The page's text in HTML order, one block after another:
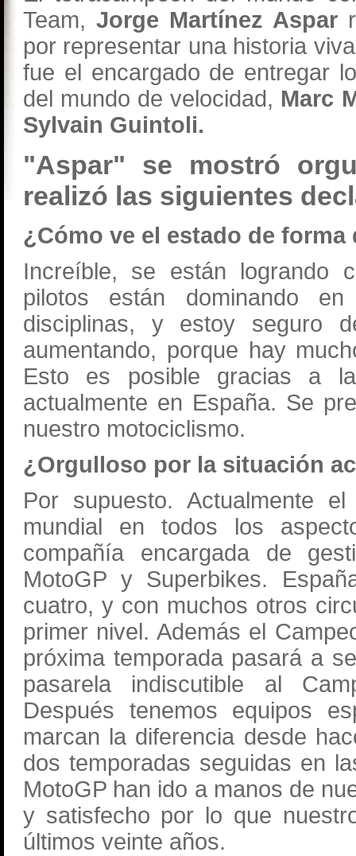
Team, Jorge Martínez Aspar
por representar una historia
fue el encargado de entregar
del mundo de velocidad, Marc
Sylvain Guintoli.
"Aspar" se mostró
realizó las siguientes
¿Cómo ve el estado de
Increíble, se están logrando
pilotos están dominando
disciplinas, y estoy seguro
aumentando, porque hay
Esto es posible gracias a
actualmente en España. Se
nuestro motociclismo.
¿Orgulloso por la situación
Por supuesto. Actualmente
mundial en todos los
compañía encargada de
MotoGP y Superbikes.
cuatro, y con muchos otros
primer nivel. Además el
próxima temporada pasará a
pasarela indiscutible al
Después tenemos equipos
marcan la diferencia desde
dos temporadas seguidas en
MotoGP han ido a manos de
y satisfecho por lo que
últimos veinte años.